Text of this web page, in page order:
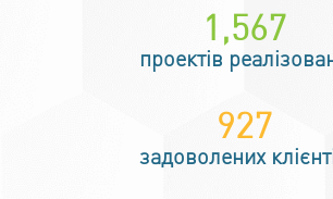
2,083
проектів
1,133
задоволених